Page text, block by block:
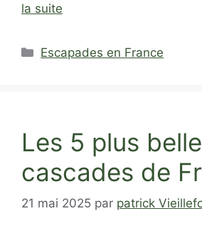
la suite
Catégories
Escapades en France
Les 5 plus
cascades de
21 mai 2025 par patrick